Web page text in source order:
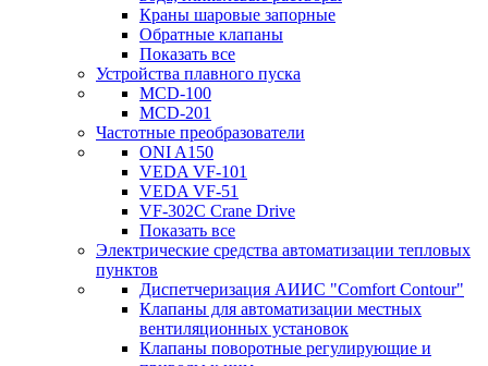
Краны шаровые запорные
Обратные клапаны
Показать все
Устройства плавного пуска
MCD-100
MCD-201
Частотные преобразователи
ONI A150
VEDA VF-101
VEDA VF-51
VF-302C Crane Drive
Показать все
Электрические средства автоматизации тепловых
пунктов
Диспетчеризация АИИС "Comfort Contour"
Клапаны для автоматизации местных
вентиляционных установок
Клапаны поворотные регулирующие и